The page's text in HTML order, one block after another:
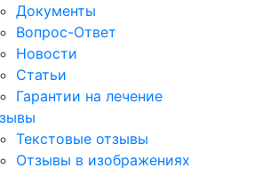
Документы
Вопрос-Ответ
Новости
Статьи
Гарантии на лечение
Текстовые отзывы
Отзывы в изображениях